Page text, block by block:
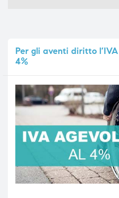
Pergli aventi diritto
4%